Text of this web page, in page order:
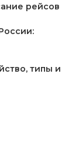
рейсов
типы и